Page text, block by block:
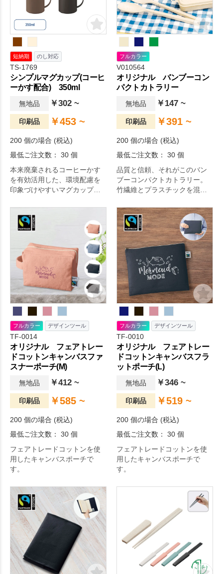
短納期 のし対応
TS-1769
シンプルマグカップ(コーヒ
ーかす配合) 350ml
無地品 ￥302 ~
印刷品 ￥453 ~
200 個の場合 (税込)
最低ご注文数： 30 個
本来廃棄されるコーヒーかす
を有効活用した、環境配慮を
印象づけやすいマグカップで
フルカラー
V010564
オリジナル バンブーコン
パクトカトラリー
無地品 ￥147 ~
印刷品 ￥391 ~
200 個の場合 (税込)
最低ご注文数： 30 個
品質と信頼、それがこのバン
ブーコンパクトカトラリー。
竹繊維とプラスチックを混合
トラリーセット。
フルカラー デザインツール
TF-0014
オリジナル フェアトレー
ドコットンキャンバスファ
スナーポーチ(M)
無地品 ￥412 ~
印刷品 ￥585 ~
200 個の場合 (税込)
最低ご注文数： 30 個
フェアトレードコットンを使
用したキャンバスポーチで
す。
フルカラー デザインツール
TF-0010
オリジナル フェアトレー
ドコットンキャンバスフラ
ットポーチ(L)
無地品 ￥346 ~
印刷品 ￥519 ~
200 個の場合 (税込)
最低ご注文数： 30 個
フェアトレードコットンを使
用したキャンバスポーチで
す。